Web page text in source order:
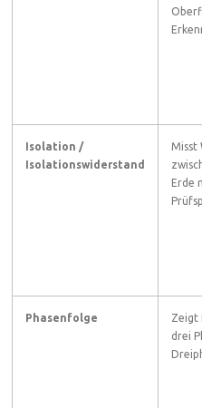
Isolation /
Isolationswiderstand
Misst
Erde
Phasenfolge
Zeigt
drei